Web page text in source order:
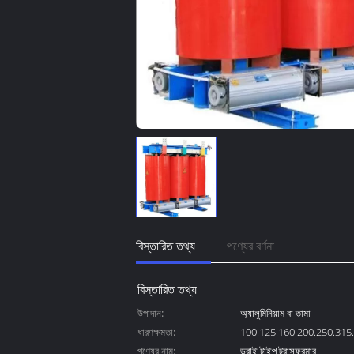
বিস্তারিত তথ্য পণ্যের বর্ণনা
বিস্তারিত তথ্য
উপাদান: অ্যালুমিনিয়াম বা তামা
ধারণক্ষমতা:
পণ্যের নাম:
ড্রাই টাইপ ট্রান্সফরমার